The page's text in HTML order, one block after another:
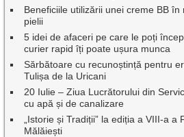
Beneficiile utilizării unei creme BB
pielii
5 idei de afaceri pe care le poți
curier rapid îți poate ușura munca
Sărbătoare cu recunoștință pentru
Tulișa de la Uricani
20 Iulie – Ziua Lucrătorului din
cu apă și de canalizare
„Istorie și Tradiții” la ediția a VIII-a a
Mălăiești